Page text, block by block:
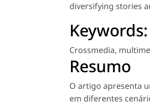
diversifying stories
Keywords:
Crossmedia,
Resumo
O artigo apresenta
em diferentes